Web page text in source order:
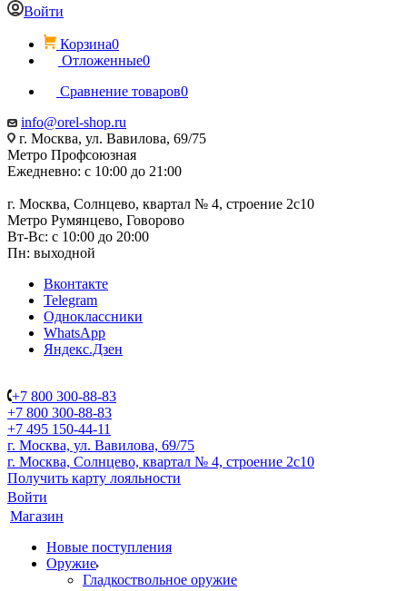
Войти
Корзина0
Отложенные0
Сравнение товаров0
info@orel-shop.ru
г. Москва, ул. Вавилова, 69/75
Метро Профсоюзная
Ежедневно: с 10:00 до 21:00
г. Москва, Солнцево, квартал № 4, строение 2с10
Метро Румянцево, Говорово
Вт-Вс: с 10:00 до 20:00
Пн: выходной
Вконтакте
Telegram
Одноклассники
WhatsApp
Яндекс.Дзен
+7 800 300-88-83
+7 800 300-88-83
+7 495 150-44-11
г. Москва, ул. Вавилова, 69/75
г. Москва, Солнцево, квартал № 4, строение 2с10
Получить карту лояльности
Войти
Магазин
Новые поступления
Оружие
Гладкоствольное оружие